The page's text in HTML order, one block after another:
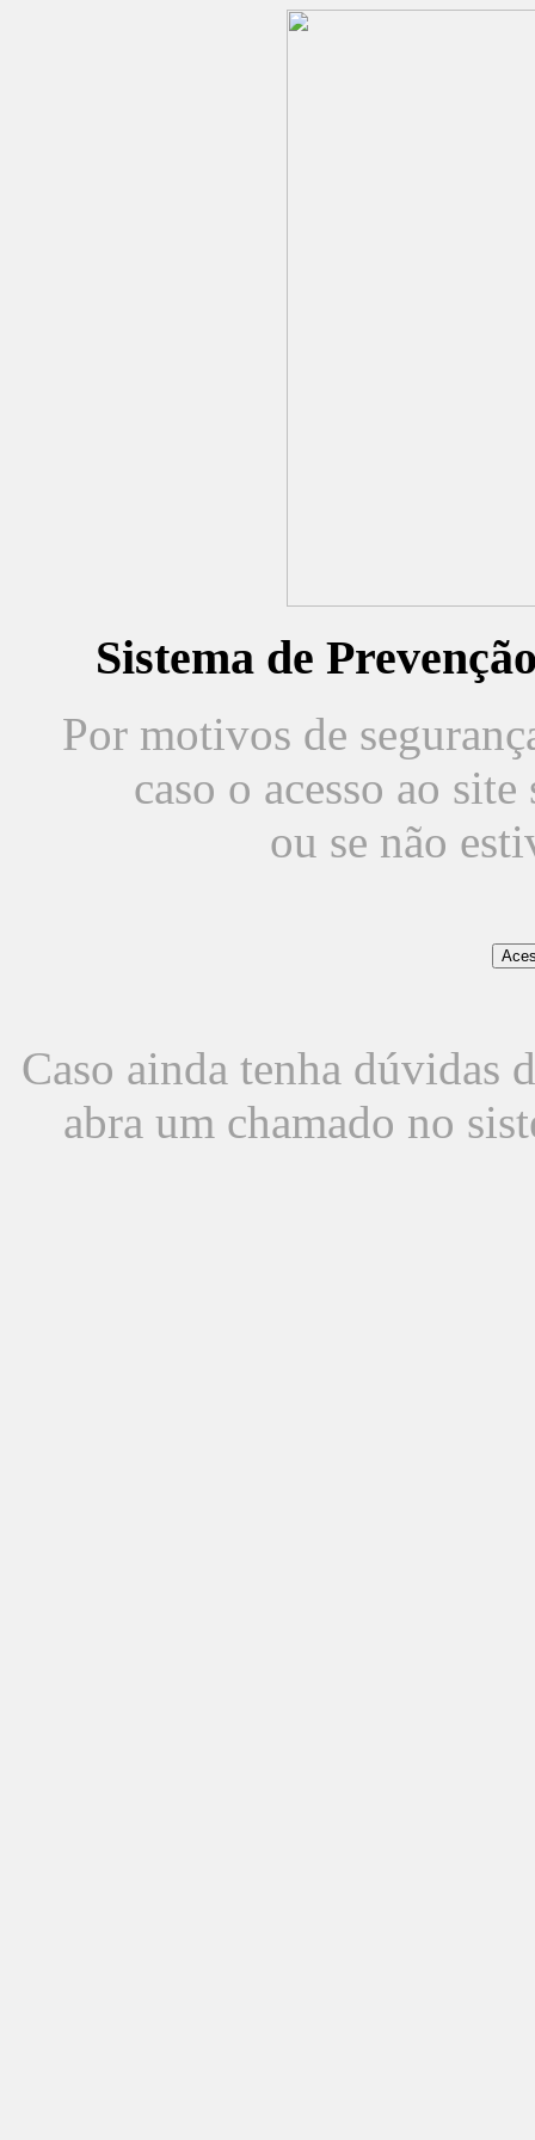
Sistema de
Por motivos de
caso o acesso ao
ou se não
Caso ainda tenha dúvidas
abra um chamado no